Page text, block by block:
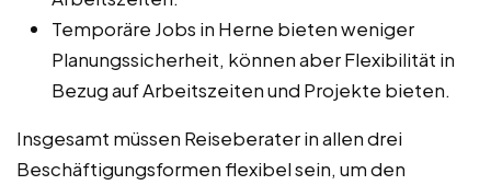
Temporäre Jobs in Herne bieten weniger
Planungssicherheit, können aber Flexibilität in
Bezug auf Arbeitszeiten und Projekte bieten.
Insgesamt müssen Reiseberater in allen drei
Beschäftigungsformen flexibel sein, um den